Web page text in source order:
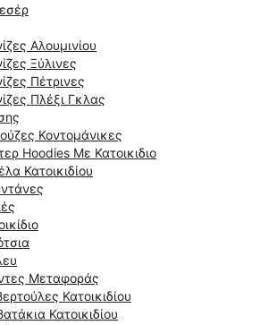
Αλουμινίου
Ξύλινες
Πέτρινες
Πλέξι Γκλας
Κοντομάνικες
Hoodies Με Κατοικιδιο
Κατοικιδίου
Μεταφοράς
Κατοικιδίου
Κατοικιδίου